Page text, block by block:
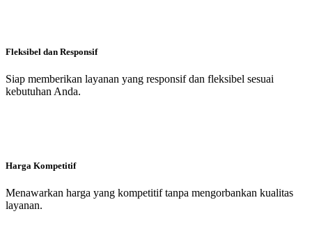
Fleksibel dan Responsif
Siap memberikan layanan yang responsif dan fleksibel sesuai
kebutuhan Anda.
Harga Kompetitif
Menawarkan harga yang kompetitif tanpa mengorbankan kualitas
layanan.